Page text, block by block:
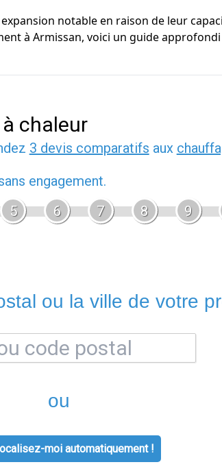
notable en raison de leur
à Armissan, voici un guide
chaleur
3 devis comparatifs aux
engagement.
5 6 7 8 9
ou la ville de votre
ou
moi automatiquement !